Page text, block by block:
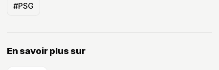
#PSG
En savoir plus sur